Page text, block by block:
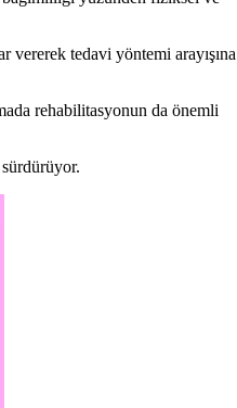
vererek tedavi yöntemi arayışına
rehabilitasyonun da önemli